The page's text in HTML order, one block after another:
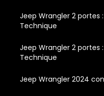
Jeep Wrangler 2 portes
Technique
Jeep Wrangler 2 portes
Technique
Jeep Wrangler 2024